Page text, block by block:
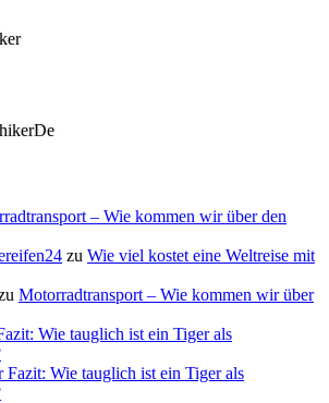
– Wie kommen wir über den
zu Wie viel kostet eine Weltreise mit
Motorradtransport – Wie kommen wir über
Wie tauglich ist ein Tiger als
Fazit: Wie tauglich ist ein Tiger als